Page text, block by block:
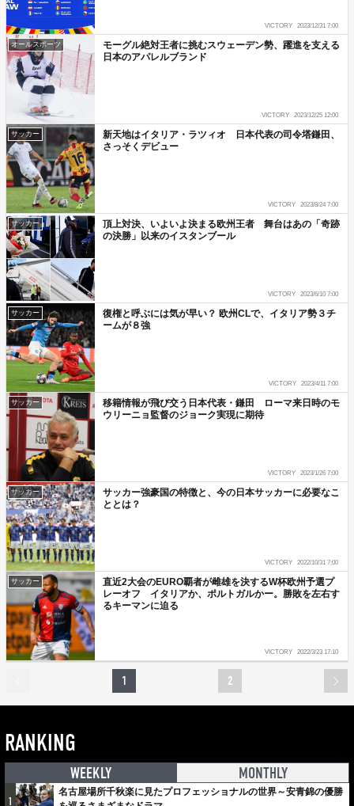
VICTORY 2023/12/31 7:00
オールスポーツ
モーグル絶対王者に挑むスウェーデン勢、躍進を支える
日本のアパレルブランド
VICTORY 2023/12/25 12:00
サッカー
新天地はイタリア・ラツィオ 日本代表の司令塔鎌田、
さっそくデビュー
VICTORY 2023/8/24 7:00
サッカー
頂上対決、いよいよ決まる欧州王者 舞台はあの「奇跡
の決勝」以来のイスタンブール
VICTORY 2023/6/10 7:00
サッカー
復権と呼ぶには気が早い？ 欧州CLで、イタリア勢３チ
ームが８強
VICTORY 2023/4/11 7:00
サッカー
移籍情報が飛び交う日本代表・鎌田 ローマ来日時のモ
ウリーニョ監督のジョーク実現に期待
VICTORY 2023/1/26 7:00
サッカー
サッカー強豪国の特徴と、今の日本サッカーに必要なこ
ととは？
VICTORY 2022/10/31 7:00
サッカー
直近2大会のEURO覇者が雌雄を決するW杯欧州予選プ
レーオフ イタリアか、ポルトガルかー。勝敗を左右す
るキーマンに迫る
VICTORY 2022/3/23 17:10
1 2
RANKING
WEEKLY MONTHLY
1
名古屋場所千秋楽に見たプロフェッショナルの世界～安青錦の優勝